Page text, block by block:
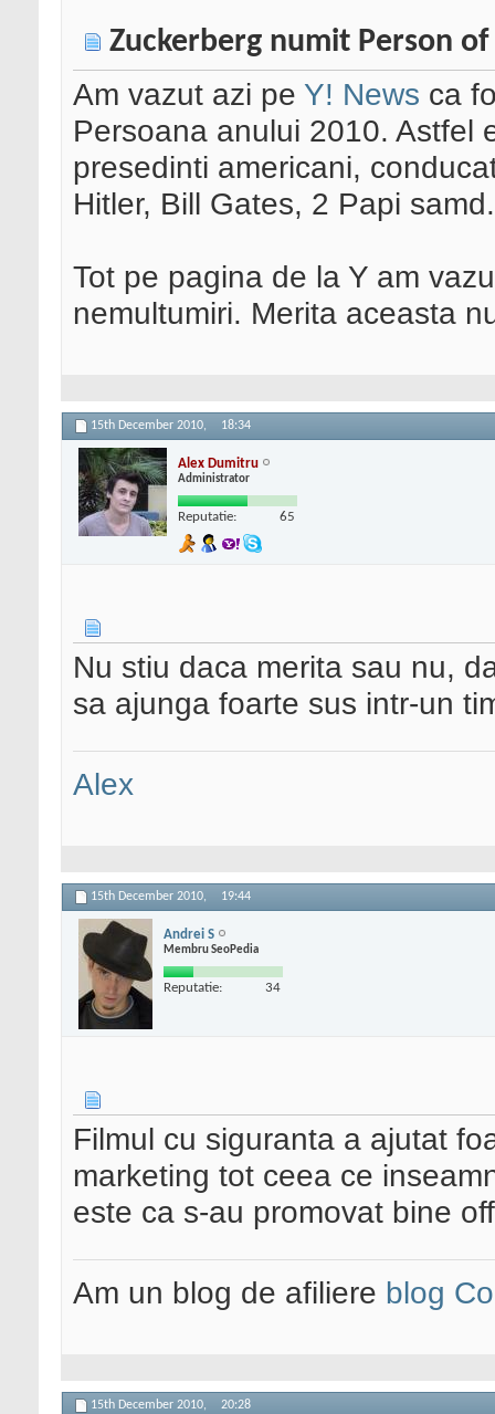
Zuckerberg numit Person
Am vazut azi pe Y! News ca
Persoana anului 2010. Astfel
presedinti americani,
Hitler, Bill Gates, 2 Papi samd.
Tot pe pagina de la Y am
nemultumiri. Merita aceasta
15th December 2010, 18:34
Alex Dumitru
Administrator
Reputatie: 65
Nu stiu daca merita sau nu,
sa ajunga foarte sus intr-un
Alex
15th December 2010, 19:44
Andrei S
Membru SeoPedia
Reputatie: 34
Filmul cu siguranta a ajutat
marketing tot ceea ce
este ca s-au promovat bine
Am un blog de afiliere blog
15th December 2010, 20:28